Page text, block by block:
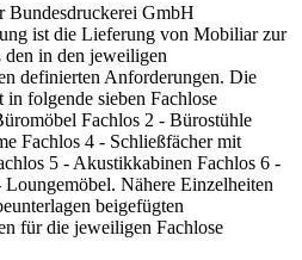
Bundesdruckerei GmbH
ist die Lieferung von Mobiliar zur
den in den jeweiligen
definierten Anforderungen. Die
folgende sieben Fachlose
Fachlos 2 - Bürostühle
Fachlos 4 - Schließfächer mit
5 - Akustikkabinen Fachlos 6 -
Nähere Einzelheiten
beigefügten
für die jeweiligen Fachlose